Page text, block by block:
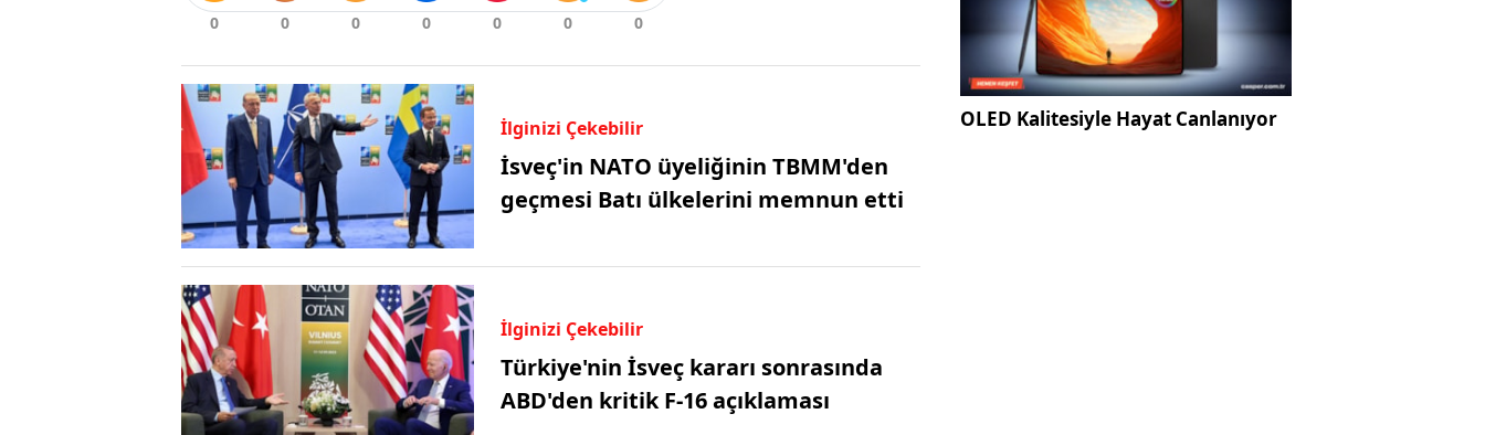
İlginizi Çekebilir
İsveç'in NATO üyeliğinin TBMM'den
geçmesi Batı ülkelerini memnun etti
İlginizi Çekebilir
Türkiye'nin İsveç kararı sonrasında
ABD'den kritik F-16 açıklaması
OLED Kalitesiyle Hayat Canlanıyor